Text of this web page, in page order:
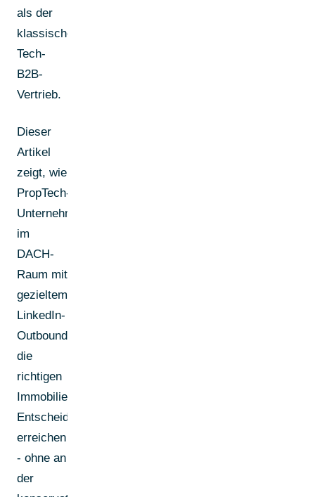
als der
klassische
Tech-
B2B-
Vertrieb.
Dieser
Artikel
zeigt, wie
PropTech-
Unternehmen
im
DACH-
Raum mit
gezieltem
LinkedIn-
Outbound
die
richtigen
Immobilien-
Entscheider
erreichen
- ohne an
der